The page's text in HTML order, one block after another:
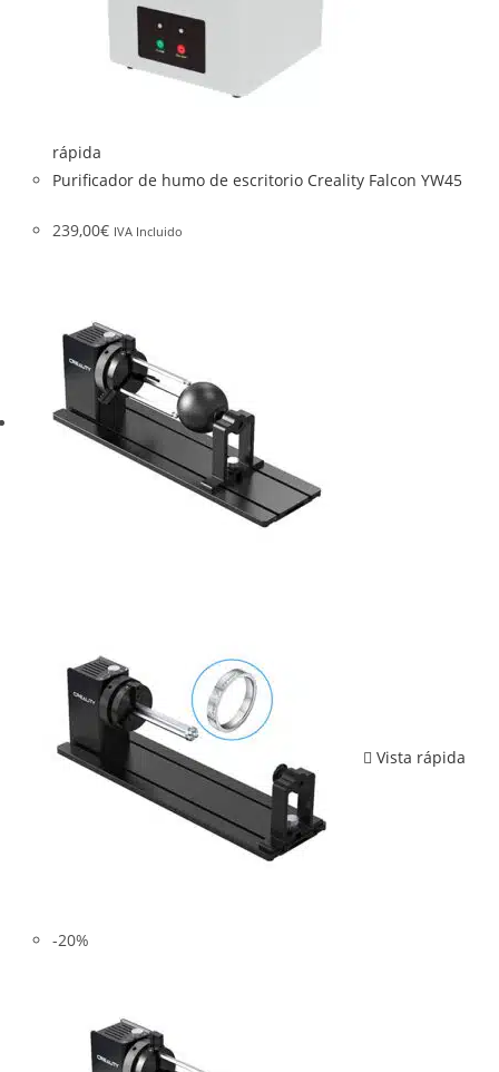
rápida
Purificador de humo de escritorio Creality Falcon YW45
239,00€ IVA Incluido
Vista rápida
-20%